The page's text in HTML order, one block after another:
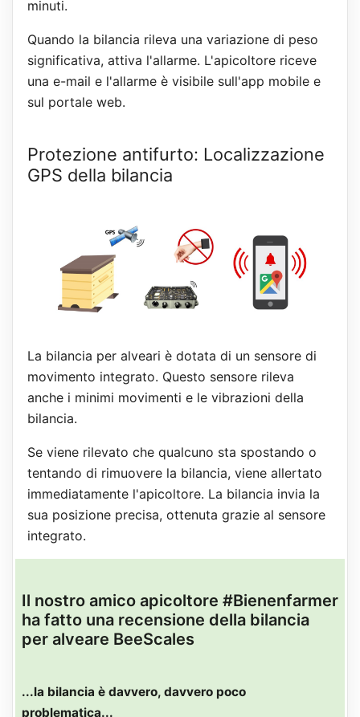
minuti.
Quando la bilancia rileva una variazione di peso
significativa, attiva l'allarme. L'apicoltore riceve
una e-mail e l'allarme è visibile sull'app mobile e
sul portale web.
Protezione antifurto: Localizzazione
GPS della bilancia
La bilancia per alveari è dotata di un sensore di
movimento integrato. Questo sensore rileva
anche i minimi movimenti e le vibrazioni della
bilancia.
Se viene rilevato che qualcuno sta spostando o
tentando di rimuovere la bilancia, viene allertato
immediatamente l'apicoltore. La bilancia invia la
sua posizione precisa, ottenuta grazie al sensore
integrato.
Il nostro amico apicoltore #Bienenfarmer
ha fatto una recensione della bilancia
per alveare BeeScales
...la bilancia è davvero, davvero poco
problematica...